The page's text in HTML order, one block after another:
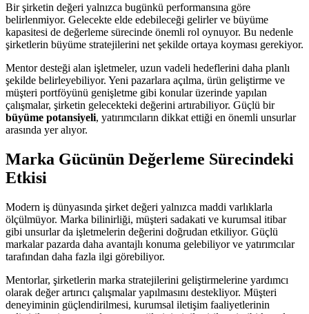
Bir şirketin değeri yalnızca bugünkü performansına göre
belirlenmiyor. Gelecekte elde edebileceği gelirler ve büyüme
kapasitesi de değerleme sürecinde önemli rol oynuyor. Bu nedenle
şirketlerin büyüme stratejilerini net şekilde ortaya koyması gerekiyor.
Mentor desteği alan işletmeler, uzun vadeli hedeflerini daha planlı
şekilde belirleyebiliyor. Yeni pazarlara açılma, ürün geliştirme ve
müşteri portföyünü genişletme gibi konular üzerinde yapılan
çalışmalar, şirketin gelecekteki değerini artırabiliyor. Güçlü bir
büyüme potansiyeli, yatırımcıların dikkat ettiği en önemli unsurlar
arasında yer alıyor.
Marka Gücünün Değerleme Sürecindeki
Etkisi
Modern iş dünyasında şirket değeri yalnızca maddi varlıklarla
ölçülmüyor. Marka bilinirliği, müşteri sadakati ve kurumsal itibar
gibi unsurlar da işletmelerin değerini doğrudan etkiliyor. Güçlü
markalar pazarda daha avantajlı konuma gelebiliyor ve yatırımcılar
tarafından daha fazla ilgi görebiliyor.
Mentorlar, şirketlerin marka stratejilerini geliştirmelerine yardımcı
olarak değer artırıcı çalışmalar yapılmasını destekliyor. Müşteri
deneyiminin güçlendirilmesi, kurumsal iletişim faaliyetlerinin